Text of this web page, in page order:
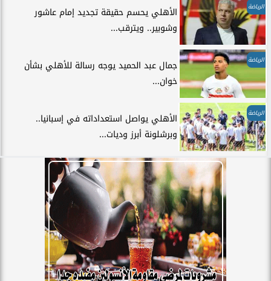
الرياضة
الأهلي يحسم حقيقة تجديد إمام عاشور
وشوبير.. ويترقب...
الرياضة
جمال عبد الحميد يوجه رسالة للأهلي بشأن
خوان...
الرياضة
الأهلي يواصل استعداداته في إسبانيا..
وبرشلونة أبرز وديات...